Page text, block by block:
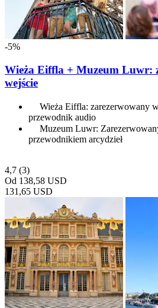
-5%
Wieża Eiffla + Muzeum Luwr:
wejście
Wieża Eiffla: zarezerwowany
przewodnik audio
Muzeum Luwr:
przewodnikiem arcydzieł
4,7 (3)
Od 138,58 USD
131,65 USD